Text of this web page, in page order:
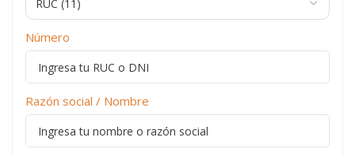
Número
Razón social / Nombre